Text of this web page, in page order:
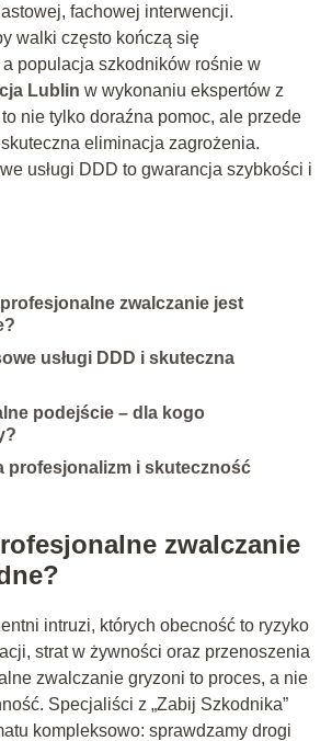
fachowej interwencji.
walki często kończą się
populacja szkodników rośnie w
Lublin w wykonaniu ekspertów z
nie tylko doraźna pomoc, ale przede
eliminacja zagrożenia.
usługi DDD to gwarancja szybkości i
zwalczanie jest
usługi DDD i skuteczna
podejście – dla kogo
profesjonalizm i skuteczność
zwalczanie
intruzi, których obecność to ryzyko
strat w żywności oraz przenoszenia
zwalczanie gryzoni to proces, a nie
Specjaliści z „Zabij Szkodnika”
kompleksowo: sprawdzamy drogi